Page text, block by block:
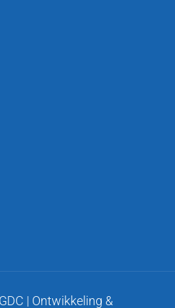
| Ontwikkeling &